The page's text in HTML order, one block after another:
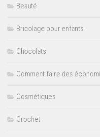
Beauté
Bricolage pour enfants
Chocolats
Comment faire des
Cosmétiques
Crochet